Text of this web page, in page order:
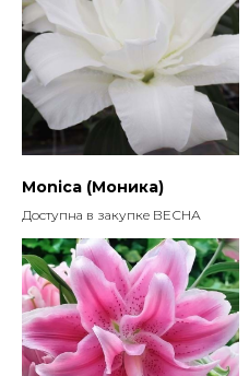
Monica (Моника)
Доступна в закупке ВЕСНА